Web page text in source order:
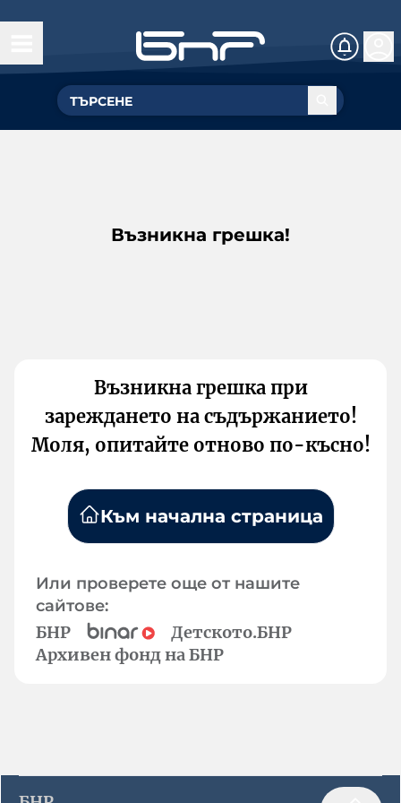
Възникна грешка!
Възникна грешка при
зареждането на съдържанието!
Моля, опитайте отново по-късно!
Към начална страница
Или проверете още от нашите
сайтове:
БНР
Детското.БНР
Архивен фонд на БНР